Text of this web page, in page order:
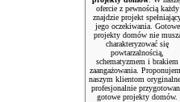
ofercie z pewnością każdy
znajdzie projekt
jego oczekiwania. Gotowe
projekty domów nie
charakteryzować się
powtarzalnością,
schematyzmem i brakiem
zaangażowania.
naszym klientom
profesjonalnie
gotowe projekty domów.